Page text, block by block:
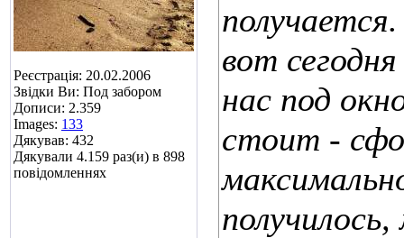
Реєстрація: 20.02.2006
Звідки Ви: Под забором
Дописи: 2.359
Images: 133
Дякував: 432
Дякували 4.159 раз(и) в 898
повідомленнях
вот
нас под
стоит -